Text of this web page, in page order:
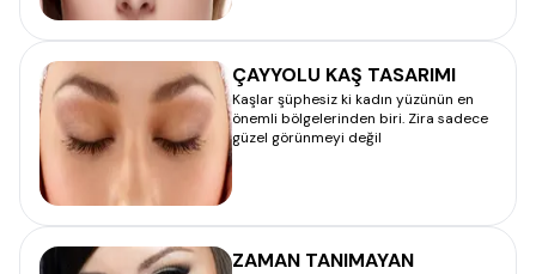
ÇAYYOLU KAŞ TASARIMI
Kaşlar şüphesiz ki kadın yüzünün en
önemli bölgelerinden biri. Zira sadece
güzel görünmeyi değil
ZAMAN TANIMAYAN